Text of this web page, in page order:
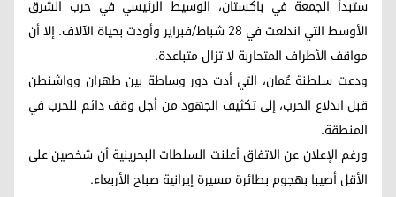
ستبدأ الجمعة في باكستان، الوسيط الرئيسي في حرب الشرق
الأوسط التي اندلعت في 28 شباط/فبراير وأودت بحياة الآلاف. إلا أن
مواقف الأطراف المتحاربة لا تزال متباعدة.
ودعت سلطنة عُمان، التي أدت دور وساطة بين طهران وواشنطن
قبل اندلاع الحرب، إلى تكثيف الجهود من أجل وقف دائم للحرب في
المنطقة.
ورغم الإعلان عن الاتفاق أعلنت السلطات البحرينية أن شخصين على
الأقل أصيبا بهجوم بطائرة مسيرة إيرانية صباح الأربعاء.